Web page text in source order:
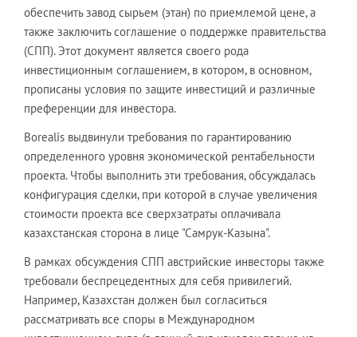
обеспечить завод сырьем (этан) по приемлемой цене, а
также заключить соглашение о поддержке правительства
(СПП). Этот документ является своего рода
инвестиционным соглашением, в котором, в основном,
прописаны условия по защите инвестиций и различные
преференции для инвестора.
Borealis выдвинули требования по гарантированию
определенного уровня экономической рентабельности
проекта. Чтобы выполнить эти требования, обсуждалась
конфигурация сделки, при которой в случае увеличения
стоимости проекта все сверхзатраты оплачивала
казахстанская сторона в лице "Самрук-Казына".
В рамках обсуждения СПП австрийские инвесторы также
требовали беспрецедентных для себя привилегий.
Например, Казахстан должен был согласиться
рассматривать все споры в Международном